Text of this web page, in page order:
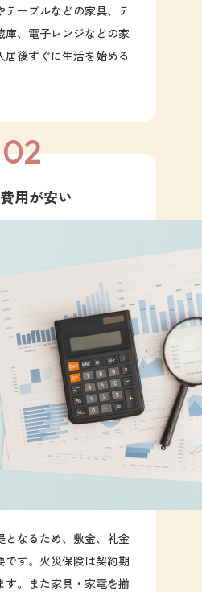
テーブルなどの家具、テ
庫、電子レンジなどの家
後すぐに生活を始める
02
用が安い
となるため、敷金、礼金
です。火災保険は契約期
す。また家具・家電を揃